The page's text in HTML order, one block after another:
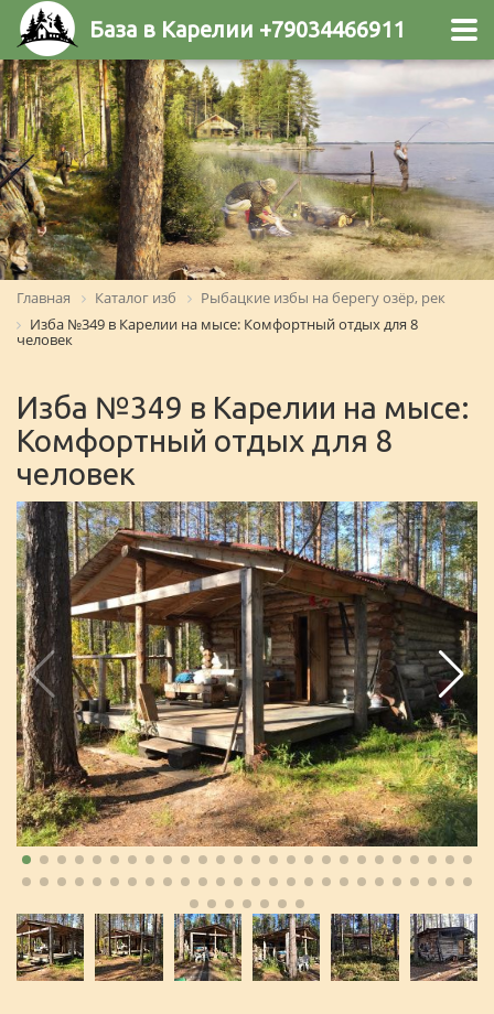
База в Карелии +79034466911
Главная Каталог изб
Рыбацкие избы на берегу озёр, рек
Изба №349 в Карелии на мысе: Комфортный отдых для 8
человек
Изба №349 в Карелии на мысе:
Комфортный отдых для 8
человек